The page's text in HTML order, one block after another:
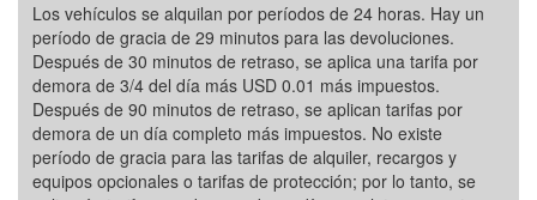
Los vehículos se alquilan por períodos de 24 horas. Hay un
período de gracia de 29 minutos para las devoluciones.
Después de 30 minutos de retraso, se aplica una tarifa por
demora de 3/4 del día más USD 0.01 más impuestos.
Después de 90 minutos de retraso, se aplican tarifas por
demora de un día completo más impuestos. No existe
período de gracia para las tarifas de alquiler, recargos y
equipos opcionales o tarifas de protección; por lo tanto, se